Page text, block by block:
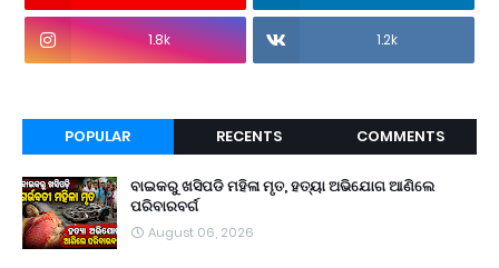
1.8k 1.2k
POPULAR RECENTS COMMENTS
ବାଇକରୁ ଖସିପଡି ମହିଳା ମୃତ, ହତ୍ୟା ଅଭିଯୋଗ ଆଣିଲେ
ପରିବାରବର୍ଗ
August 06, 2026